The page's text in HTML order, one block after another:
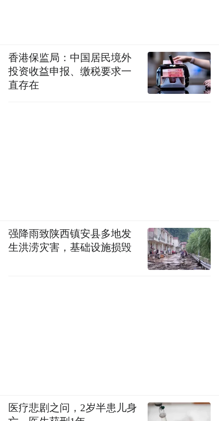
香港保监局：中国居民境外
投资收益申报、缴税要求一
直存在
强降雨致陕西镇安县多地发
生洪涝灾害，基础设施损毁
医疗悲剧之问，2岁半患儿身